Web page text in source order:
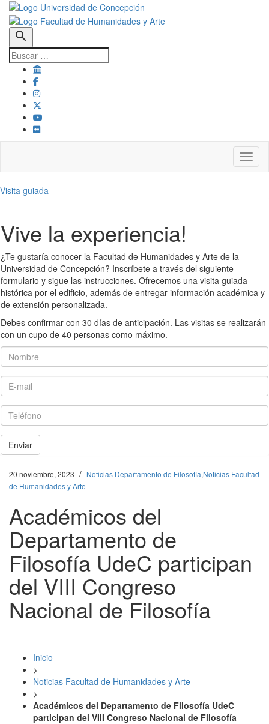
search
Visita guiada
Vive la experiencia!
¿Te gustaría conocer la Facultad de Humanidades y Arte de la
Universidad de Concepción? Inscríbete a través del siguiente
formulario y sigue las instrucciones. Ofrecemos una visita guiada
histórica por el edificio, además de entregar información académica y
de extensión personalizada.
Debes confirmar con 30 días de anticipación. Las visitas se realizarán
con un cupo de 40 personas como máximo.
Nombre
E-mail
Teléfono
Enviar
20 noviembre, 2023 / Noticias Departamento de Filosofía,Noticias Facultad
de Humanidades y Arte
Académicos del
Departamento de
Filosofía UdeC participan
del VIII Congreso
Nacional de Filosofía
Inicio
>
Noticias Facultad de Humanidades y Arte
>
Académicos del Departamento de Filosofía UdeC
participan del VIII Congreso Nacional de Filosofía